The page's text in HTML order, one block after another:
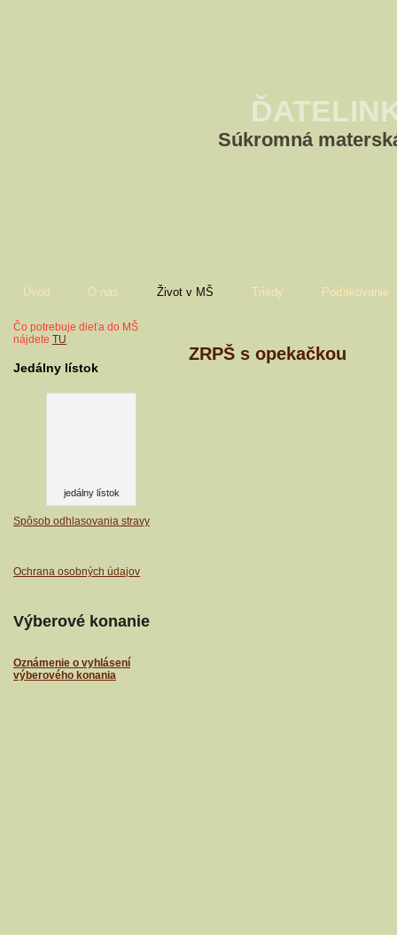
Súkromná
Úvod O nás Život v MŠ Triedy Poďakovanie
Čo potrebuje dieťa do MŠ
nájdete TU
Jedálny lístok
jedálny lístok
Spôsob odhlasovania stravy
Ochrana osobných údajov
Výberové konanie
Oznámenie o vyhlásení
výberového konania
ZRPŠ s opekačkou